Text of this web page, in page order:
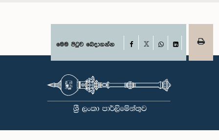
මෙම පිටුව බෙදාගන්න Facebook
WhatsAppLinkedIn